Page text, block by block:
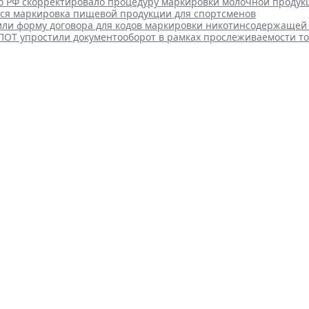
маркировка пищевой продукции для спортсменов
форму договора для кодов маркировки
упростили документооборот в рамках прослеживаемости